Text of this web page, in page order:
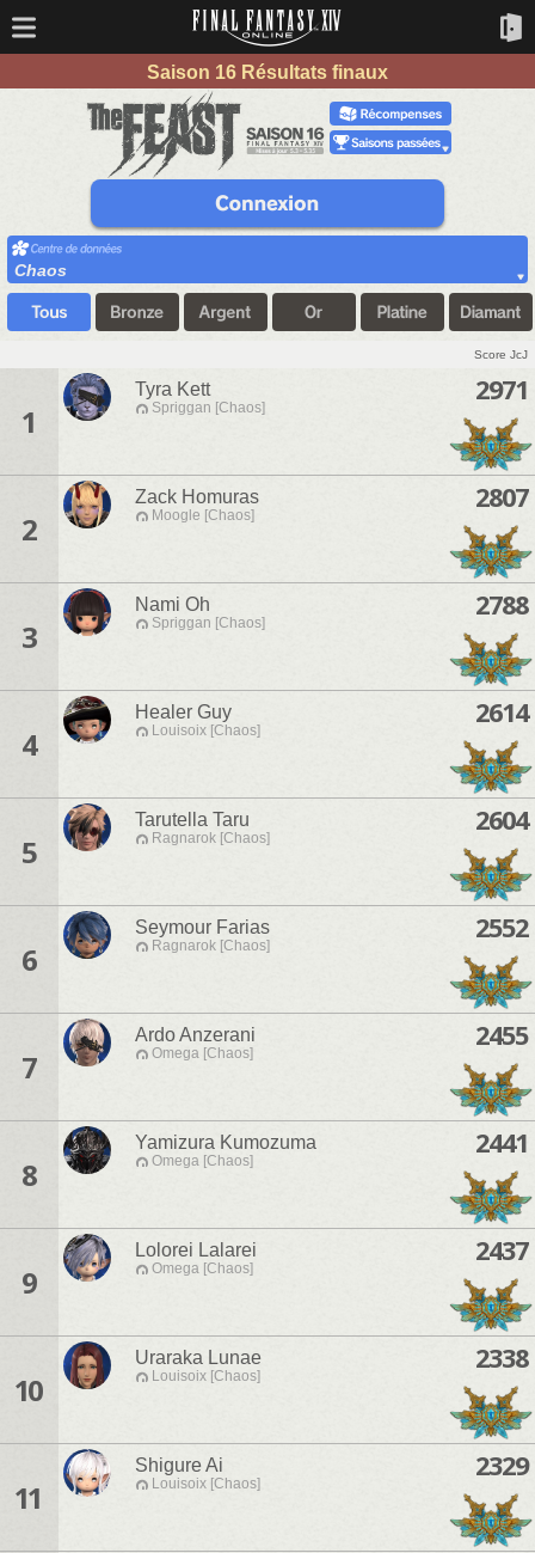
Saison 16 Résultats finaux
Chaos
Score JcJ
1
Tyra Kett
Spriggan [Chaos]
2971
2
Zack Homuras
Moogle [Chaos]
2807
3
Nami Oh
Spriggan [Chaos]
2788
4
Healer Guy
Louisoix [Chaos]
2614
5
Tarutella Taru
Ragnarok [Chaos]
2604
6
Seymour Farias
Ragnarok [Chaos]
2552
7
Ardo Anzerani
Omega [Chaos]
2455
8
Yamizura Kumozuma
Omega [Chaos]
2441
9
Lolorei Lalarei
Omega [Chaos]
2437
10
Uraraka Lunae
Louisoix [Chaos]
2338
11
Shigure Ai
Louisoix [Chaos]
2329